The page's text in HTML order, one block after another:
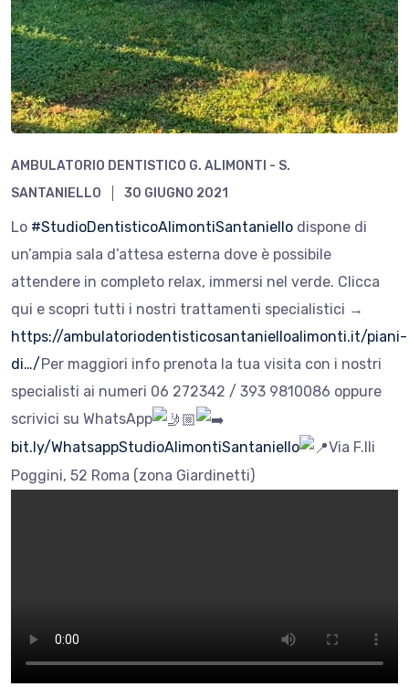
AMBULATORIO DENTISTICO G. ALIMONTI - S.
SANTANIELLO
30 GIUGNO 2021
Lo #StudioDentisticoAlimontiSantaniello dispone di
un’ampia sala d’attesa esterna dove è possibile
attendere in completo relax, immersi nel verde. Clicca
qui e scopri tutti i nostri trattamenti specialistici →
https://ambulatoriodentisticosantanielloalimonti.it/piani-
di…/Per maggiori info prenota la tua visita con i nostri
specialisti ai numeri 06 272342 / 393 9810086 oppure
scrivici su WhatsApp
bit.ly/WhatsappStudioAlimontiSantaniello
Via F.lli
Poggini, 52 Roma (zona Giardinetti)